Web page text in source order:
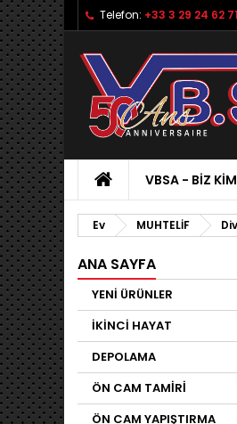
Telefon: +33 3 29 24 62 71
VBSA - BIZ
Ev MUHTELİF
ANA SAYFA
YENİ ÜRÜNLER
İKİNCİ HAYAT
DEPOLAMA
ÖN CAM TAMİRİ
ÖN CAM YAPIŞTIRMA